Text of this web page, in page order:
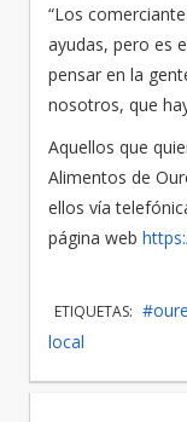
“Los
ayudas, pero es
pensar en la
nosotros, que
Aquellos que
Alimentos de
ellos vía
página web
ETIQUETAS:
local